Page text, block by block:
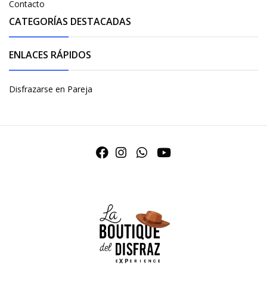
Contacto
CATEGORÍAS DESTACADAS
ENLACES RÁPIDOS
Disfrazarse en Pareja